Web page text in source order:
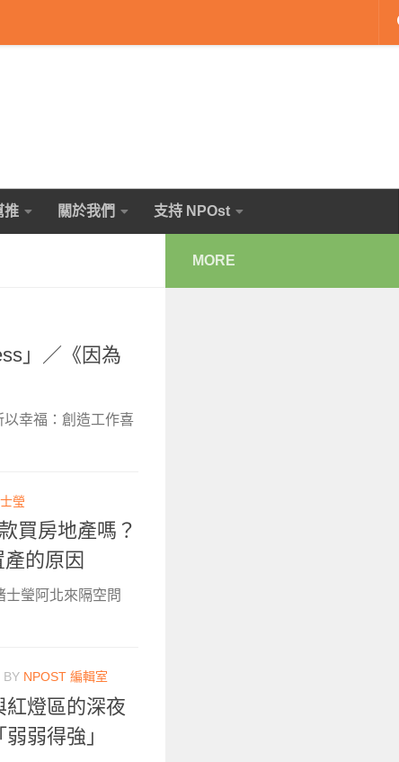
推 關於我們 支持 NPOst
」／《因為
幸福：創造工作喜
瑩
買房地產嗎？
的原因
士瑩阿北來隔空問
BY NPOST 編輯室
紅燈區的深夜
弱得強」
MORE